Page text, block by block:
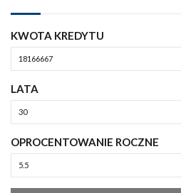
KWOTA KREDYTU
LATA
OPROCENTOWANIE ROCZNE